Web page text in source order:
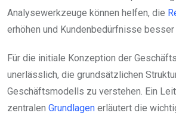
Analysewerkzeuge können helfen, die
erhöhen und Kundenbedürfnisse
Für die initiale Konzeption der
unerlässlich, die grundsätzlichen
Geschäftsmodells zu verstehen. Ein
zentralen Grundlagen erläutert die